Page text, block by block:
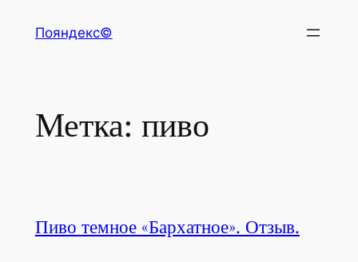
Пояндекс©
Метка: пиво
Пиво темное «Бархатное». Отзыв.